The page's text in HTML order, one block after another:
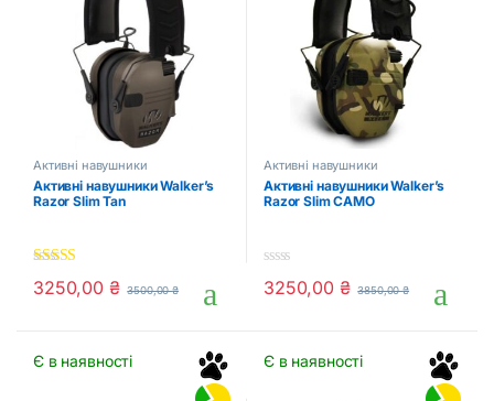
Активні навушники
Активні навушники Walker’s
Razor Slim Tan
5.00out of 5
3250,00 ₴ 3500,00₴
Активні навушники
Активні навушники Walker’s
Razor Slim CAMO
0
o
f
5
3250,00 ₴ 3850,00₴
Є в наявності Є в наявності